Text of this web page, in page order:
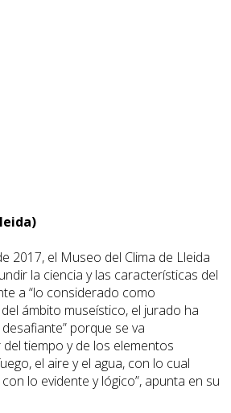
2017, el Museo del Clima de Lleida
la ciencia y las características del
a “lo considerado como
ámbito museístico, el jurado ha
porque se va
tiempo y de los elementos
el aire y el agua, con lo cual
lo evidente y lógico”, apunta en su